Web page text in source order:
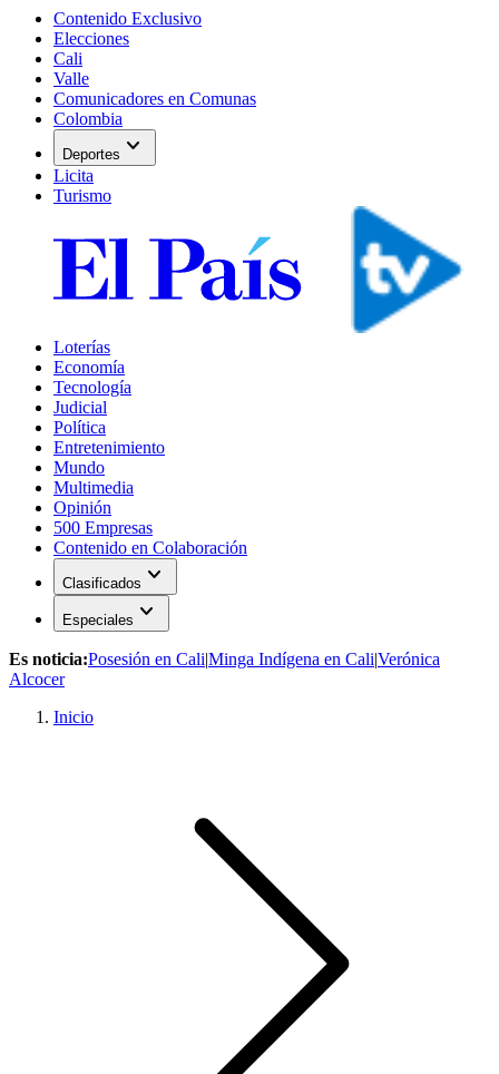
Contenido Exclusivo
Elecciones
Cali
Valle
Comunicadores en Comunas
Colombia
Deportes expand_more
Licita
Turismo
Loterías
Economía
Tecnología
Judicial
Política
Entretenimiento
Mundo
Multimedia
Opinión
500 Empresas
Contenido en Colaboración
Clasificados expand_more
Especiales expand_more
Es noticia:Posesión en Cali|Minga Indígena en Cali|Verónica
Alcocer
Inicio